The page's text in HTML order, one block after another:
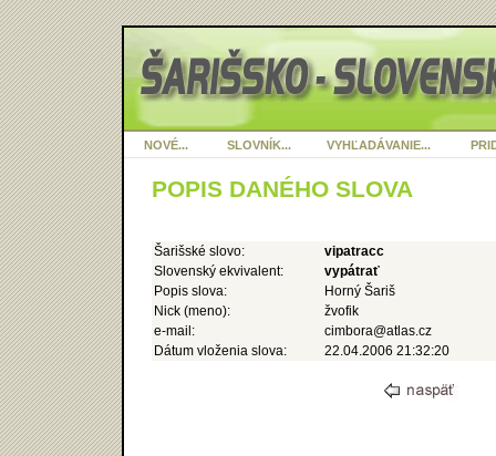
NOVÉ... SLOVNÍK... VYHĽADÁVANIE...
POPIS DANÉHO SLOVA
Šarišské slovo:
vipatracc
Slovenský ekvivalent:
vypátrať
Popis slova:
Horný Šariš
Nick (meno):
žvofik
e-mail:
cimbora@atlas.cz
Dátum vloženia slova:
22.04.2006 21:32:20